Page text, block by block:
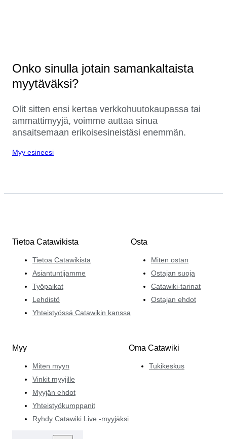
Onko sinulla jotain samankaltaista
myytäväksi?
Olit sitten ensi kertaa verkkohuutokaupassa tai
ammattimyyjä, voimme auttaa sinua
ansaitsemaan erikoisesineistäsi enemmän.
Myy esineesi
Tietoa Catawikista
Tietoa Catawikista
Asiantuntijamme
Työpaikat
Lehdistö
Yhteistyössä Catawikin kanssa
Osta
Miten ostan
Ostajan suoja
Catawiki-tarinat
Ostajan ehdot
Myy
Miten myyn
Vinkit myyjille
Myyjän ehdot
Yhteistyökumppanit
Ryhdy Catawiki Live -myyjäksi
Oma Catawiki
Tukikeskus